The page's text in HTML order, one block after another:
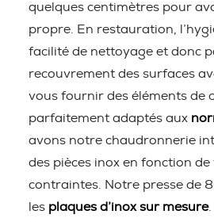
quelques centimètres pour
propre. En restauration,
facilité de nettoyage et donc
recouvrement des surfaces
vous fournir des éléments de
parfaitement adaptés aux
avons notre chaudronnerie
des pièces inox en fonction de
contraintes. Notre presse de
les plaques d’inox sur mesure.